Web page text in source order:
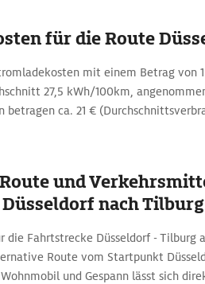
für die Route
mit einem Betrag von
27,5 kWh/100km,
ca. 21 €
und
nach Tilburg
die Fahrtstrecke Düsseldorf - Tilburg
Route vom Startpunkt
und Gespann lässt sich